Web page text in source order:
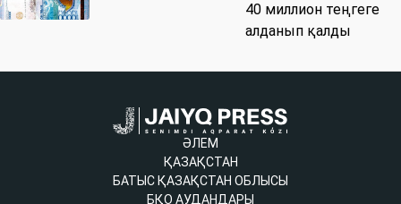
40 миллион теңгеге
алданып қалды
ӘЛЕМ
ҚАЗАҚСТАН
БАТЫС ҚАЗАҚСТАН ОБЛЫСЫ
БҚО АУДАНДАРЫ